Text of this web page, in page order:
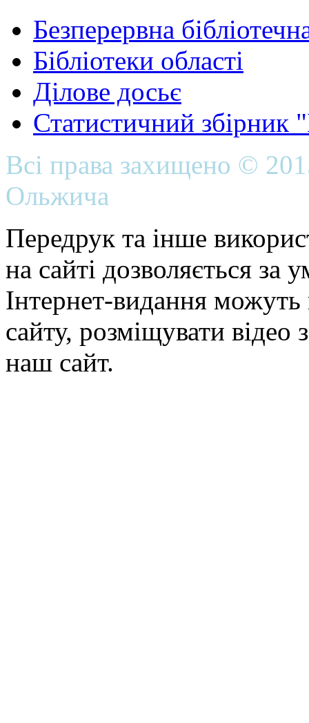
Безперервна
Бібліотеки області
Ділове досьє
Статистичний
Всі права захищено ©
Ольжича
Передрук та інше
на сайті дозволяється
Інтернет-видання можуть
сайту, розміщувати відео
наш сайт.